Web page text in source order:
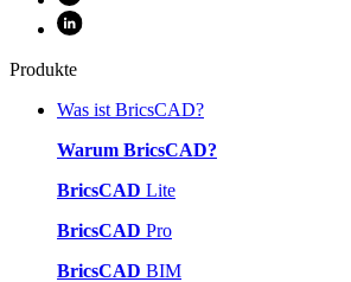
Produkte
Was ist BricsCAD?
Warum BricsCAD?
BricsCAD Lite
BricsCAD Pro
BricsCAD BIM